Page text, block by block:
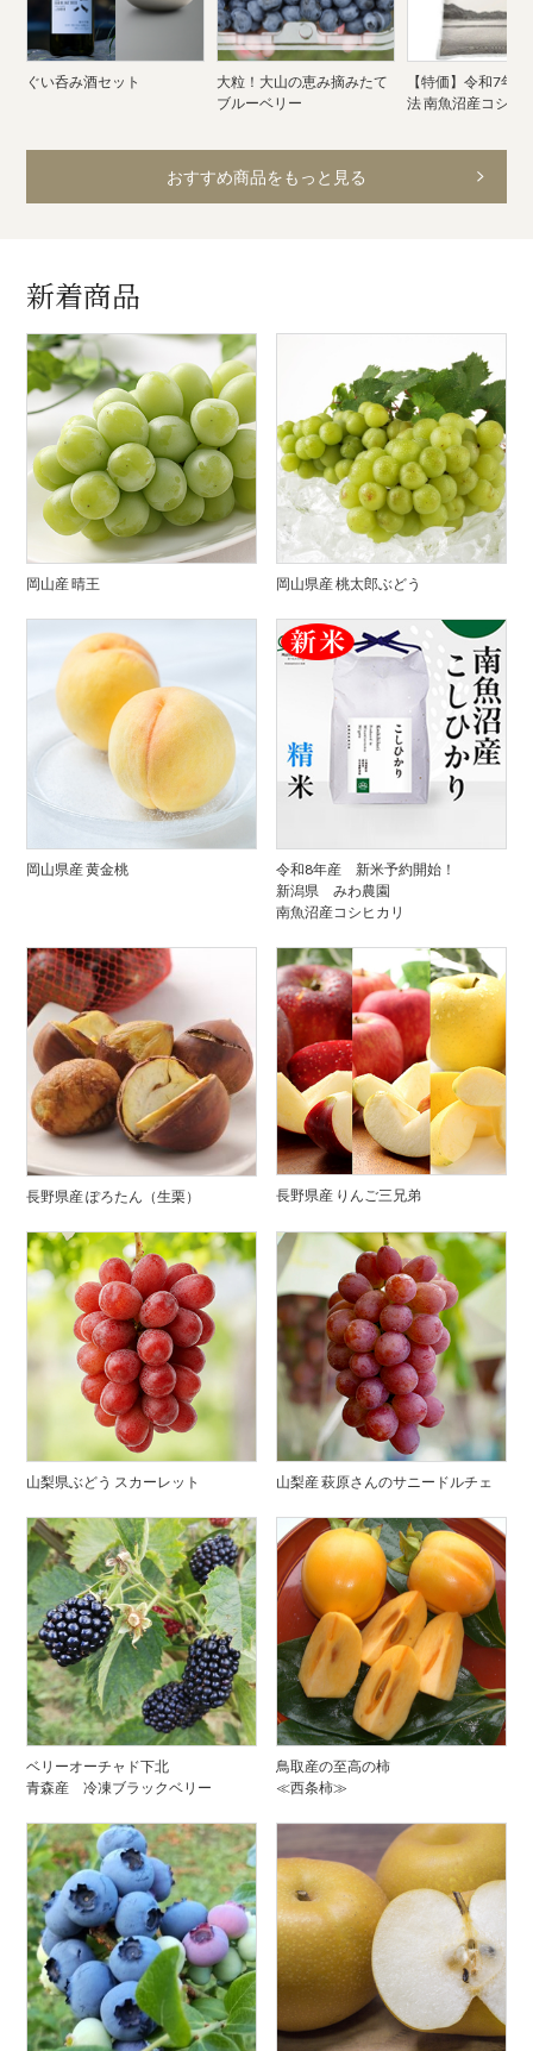
ぐい呑み酒セット
大粒！大山の恵み摘みたて
ブルーベリー
【特価】令和7年
法 南魚沼産コシヒ
おすすめ商品をもっと見る
新着商品
岡山産 晴王 岡山県産 桃太郎ぶどう
岡山県産 黄金桃
令和8年産 新米予約開始！
新潟県 みわ農園
南魚沼産コシヒカリ
長野県産 ぽろたん（生栗） 長野県産 りんご三兄弟
山梨県ぶどう スカーレット 山梨産 萩原さんのサニードルチェ
ベリーオーチャド下北
青森産 冷凍ブラックベリー
鳥取産の至高の柿
≪西条柿≫